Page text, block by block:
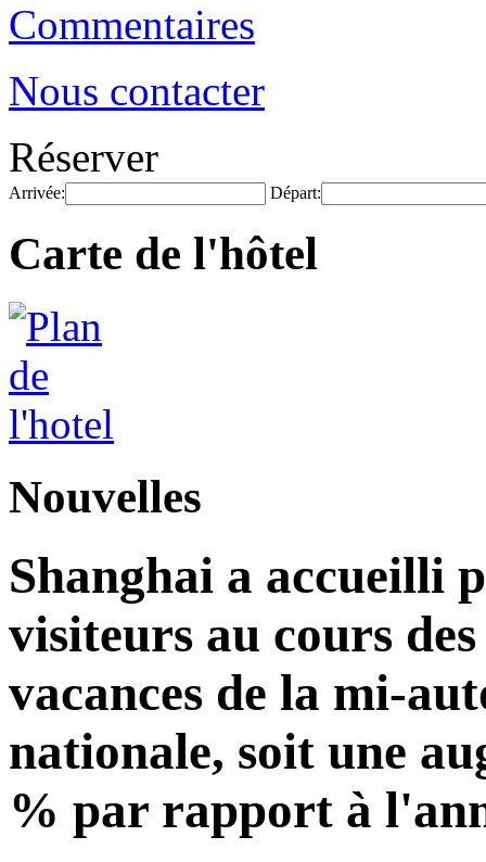
Commentaires
Nous contacter
Réserver
Arrivée: Départ:
Carte de l'hôtel
Nouvelles
Shanghai a accueilli
visiteurs au cours
vacances de la mi-
nationale, soit une
% par rapport à